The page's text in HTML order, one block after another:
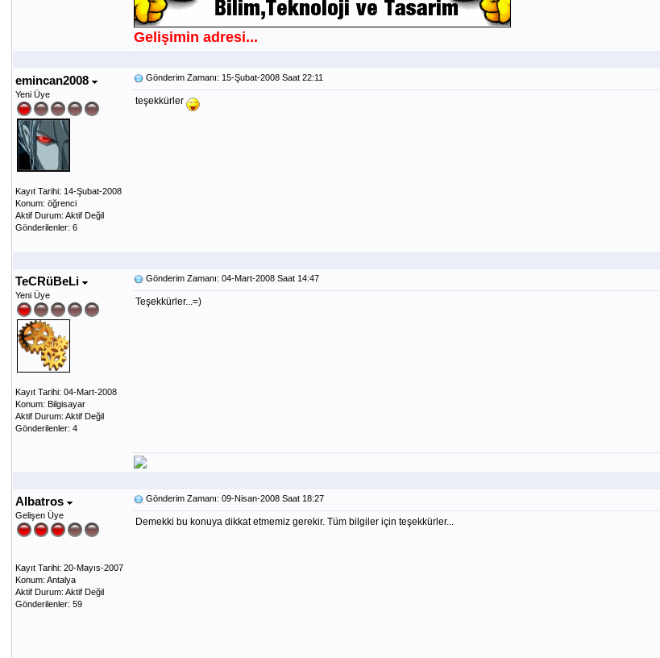
Gelişimin adresi...
emincan2008
Yeni Üye
Kayıt Tarihi: 14-Şubat-2008
Konum: öğrenci
Aktif Durum: Aktif Değil
Gönderilenler: 6
Gönderim Zamanı: 15-Şubat-2008 Saat 22:11
teşekkürler
TeCRüBeLi
Yeni Üye
Kayıt Tarihi: 04-Mart-2008
Konum: Bilgisayar
Aktif Durum: Aktif Değil
Gönderilenler: 4
Gönderim Zamanı: 04-Mart-2008 Saat 14:47
Teşekkürler...=)
Albatros
Gelişen Üye
Kayıt Tarihi: 20-Mayıs-2007
Konum: Antalya
Aktif Durum: Aktif Değil
Gönderilenler: 59
Gönderim Zamanı: 09-Nisan-2008 Saat 18:27
Demekki bu konuya dikkat etmemiz gerekir. Tüm bilgiler için teşekkürler...